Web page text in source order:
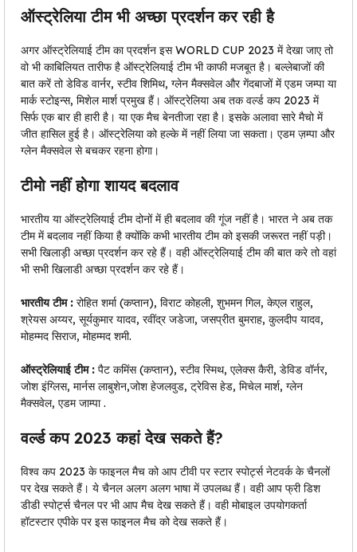
ऑस्ट्रेलिया टीम भी अच्छा प्रदर्शन कर रही है
अगर ऑस्ट्रेलियाई टीम का प्रदर्शन इस WORLD CUP 2023 में देखा जाए तो
वो भी काबिलियत तारीफ है ऑस्ट्रेलियाई टीम भी काफी मजबूत है। बल्लेबाजों की
बात करें तो डेविड वार्नर, स्टीव शिमिथ, ग्लेन मैक्सवेल और गेंदबाजों में एडम जम्पा या
मार्क स्टोइन्स, मिशेल मार्श प्रमुख हैं। ऑस्ट्रेलिया अब तक वर्ल्ड कप 2023 में
सिर्फ एक बार ही हारी है। या एक मैच बेनतीजा रहा है। इसके अलावा सारे मैचो में
जीत हासिल हुई है। ऑस्ट्रेलिया को हल्के में नहीं लिया जा सकता। एडम ज़म्पा और
ग्लेन मैक्सवेल से बचकर रहना होगा।
टीमो नहीं होगा शायद बदलाव
भारतीय या ऑस्ट्रेलियाई टीम दोनों में ही बदलाव की गूंज नहीं है। भारत ने अब तक
टीम में बदलाव नहीं किया है क्योंकि कभी भारतीय टीम को इसकी जरूरत नहीं पड़ी।
सभी खिलाड़ी अच्छा प्रदर्शन कर रहे हैं। वही ऑस्ट्रेलियाई टीम की बात करे तो वहां
भी सभी खिलाडी अच्छा प्रदर्शन कर रहे हैं।
भारतीय टीम : रोहित शर्मा (कप्तान), विराट कोहली, शुभमन गिल, केएल राहुल,
श्रेयस अय्यर, सूर्यकुमार यादव, रवींद्र जडेजा, जसप्रीत बुमराह, कुलदीप यादव,
मोहम्मद सिराज, मोहम्मद शमी.
ऑस्ट्रेलियाई टीम : पैट कमिंस (कप्तान), स्टीव स्मिथ, एलेक्स कैरी, डेविड वॉर्नर,
जोश इंग्लिस, मार्नस लाबुशेन,जोश हेजलवुड, ट्रेविस हेड, म‍िचेल मार्श, ग्लेन
मैक्सवेल, एडम जाम्पा .
वर्ल्ड कप 2023 कहां देख सकते हैं?
विश्व कप 2023 के फाइनल मैच को आप टीवी पर स्टार स्पोर्ट्स नेटवर्क के चैनलों
पर देख सकते हैं। ये चैनल अलग अलग भाषा में उपलब्‍ध हैं। वही आप फ्री डिश
डीडी स्पोर्ट्स चैनल पर भी आप मैच देख सकते हैं। वही मोबाइल उपयोगकर्ता
हॉटस्टार एपीके पर इस फाइनल मैच को देख सकते हैं।